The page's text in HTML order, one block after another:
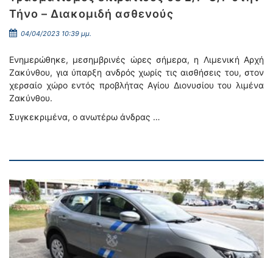
Τήνο – Διακομιδή ασθενούς
04/04/2023 10:39 μμ.
Ενημερώθηκε, μεσημβρινές ώρες σήμερα, η Λιμενική Αρχή
Ζακύνθου, για ύπαρξη ανδρός χωρίς τις αισθήσεις του, στον
χερσαίο χώρο εντός προβλήτας Αγίου Διονυσίου του λιμένα
Ζακύνθου.
Συγκεκριμένα, ο ανωτέρω άνδρας …